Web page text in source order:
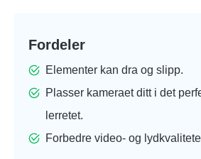
Fordeler
Elementer kan dra og slipp.
Plasser kameraet ditt i det
lerretet.
Forbedre video- og